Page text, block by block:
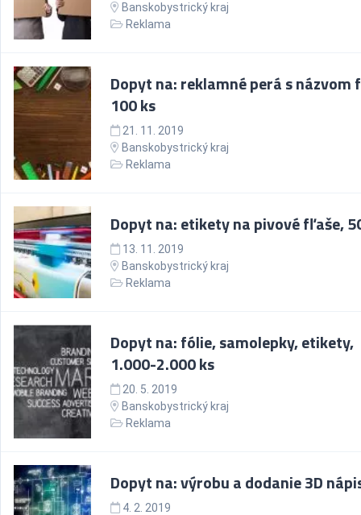
Banskobystrický kraj
Reklama
Dopyt na: reklamné perá s názvom
100 ks
21. 11. 2019
Banskobystrický kraj
Reklama
Dopyt na: etikety na pivové fľaše,
13. 11. 2019
Banskobystrický kraj
Reklama
Dopyt na: fólie, samolepky, etikety,
1.000-2.000 ks
20. 5. 2019
Banskobystrický kraj
Reklama
Dopyt na: výrobu a dodanie 3D
4. 2. 2019